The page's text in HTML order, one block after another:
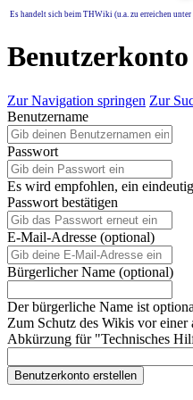
Es handelt sich beim THWiki (u.a. zu erreichen unter
Benutzerkonto
Zur Navigation springen Zur
Benutzername
Passwort
Es wird empfohlen, ein
Passwort bestätigen
E-Mail-Adresse (optional)
Bürgerlicher Name (optional)
Der bürgerliche Name ist
Zum Schutz des Wikis vor
Abkürzung für "Technisches
Benutzerkonto erstellen